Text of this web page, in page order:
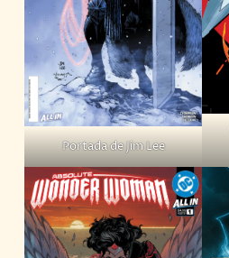
Portada de Jim Lee